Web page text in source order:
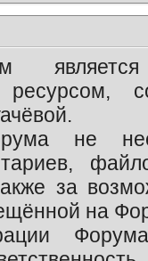
является
ресурсом,
не
за
на